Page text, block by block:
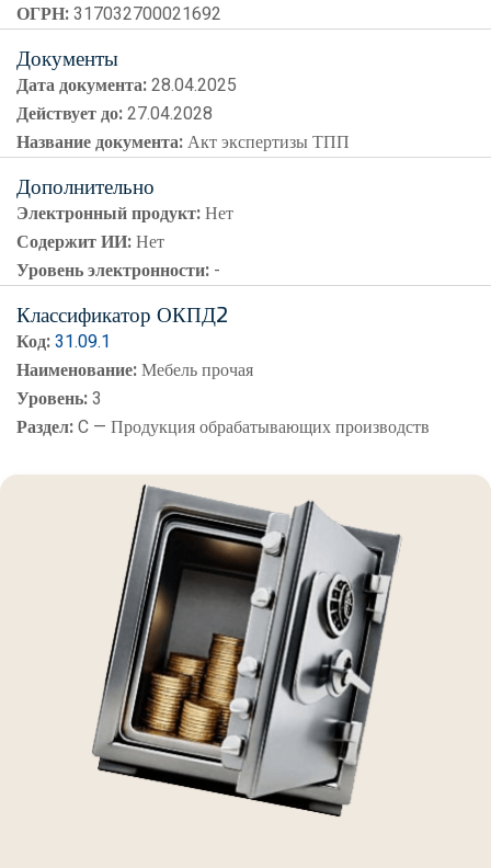
ОГРН:317032700021692
Документы
Дата документа:28.04.2025
Действует до:27.04.2028
Название документа:Акт экспертизы ТПП
Дополнительно
Электронный продукт:Нет
Содержит ИИ:Нет
Уровень электронности: -
Классификатор ОКПД2
Код:31.09.1
Наименование:Мебель прочая
Уровень:3
Раздел:C — Продукция обрабатывающих производств